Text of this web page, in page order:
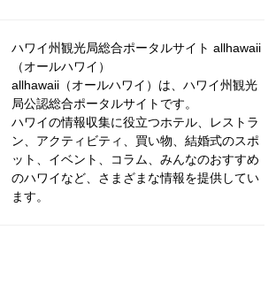
ハワイ州観光局総合ポータルサイト allhawaii
（オールハワイ）
allhawaii（オールハワイ）は、ハワイ州観光
局公認総合ポータルサイトです。
ハワイの情報収集に役立つホテル、レストラ
ン、アクティビティ、買い物、結婚式のスポ
ット、イベント、コラム、みんなのおすすめ
のハワイなど、さまざまな情報を提供してい
ます。